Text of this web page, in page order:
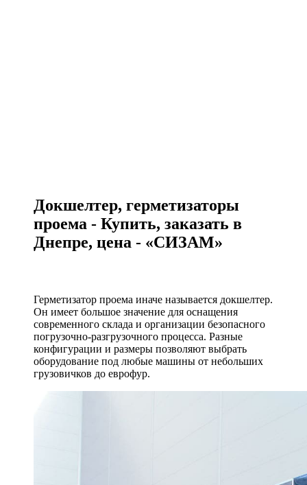
Докшелтер, герметизаторы
проема - Купить, заказать в
Днепре, цена - «СИЗАМ»
Герметизатор проема иначе называется докшелтер.
Он имеет большое значение для оснащения
современного склада и организации безопасного
погрузочно-разгрузочного процесса. Разные
конфигурации и размеры позволяют выбрать
оборудование под любые машины от небольших
грузовичков до еврофур.